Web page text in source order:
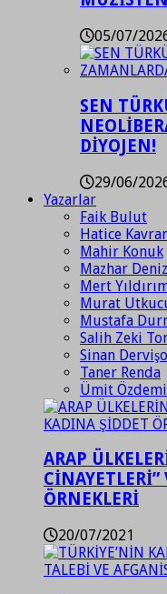
05/07/
SEN
DİYOJEN!
29/06/
Yazarlar
Faik Bulut
Hatice
Mahir Konuk
Mazhar
Mert
Murat
Mustafa
Salih Zeki
Sinan
Taner Renda
Ümit
ARAP
ÖRNEKLERİ
20/07/2021